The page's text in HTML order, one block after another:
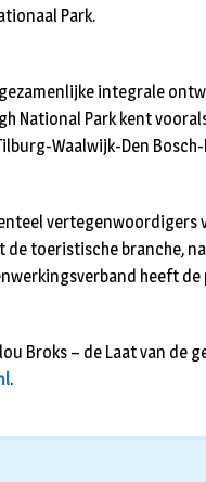
Park.
integrale
National Park kent
Waalwijk-Den
vertegenwoordigers
toeristische branche,
heeft de
Broks – de Laat van de
.